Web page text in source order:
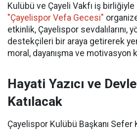
Kulübü ve Çayeli Vakfı iş
"Çayelispor Vefa Gecesi"
etkinlik, Çayelispor sevdalılarını,
destekçileri bir araya getirerek
moral, dayanışma ve motivasyon
Hayati Yazıcı ve
Katılacak
Çayelispor Kulübü Başkanı Sefer